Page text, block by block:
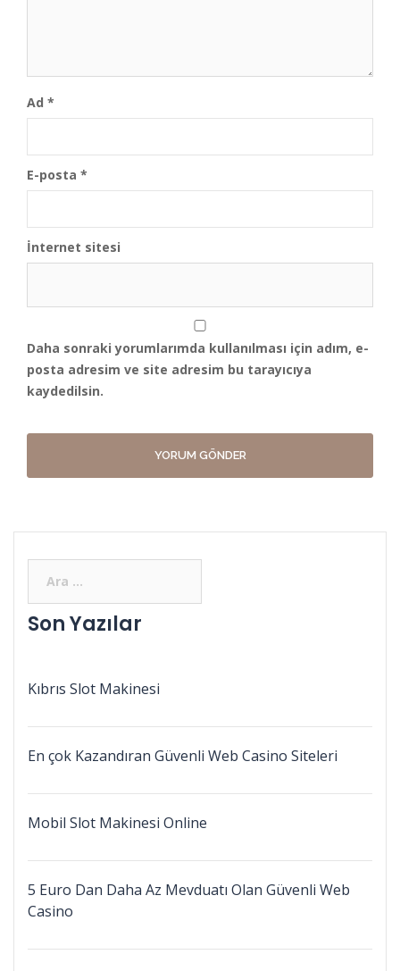
Ad *
E-posta *
İnternet sitesi
Daha sonraki yorumlarımda kullanılması için adım, e-
posta adresim ve site adresim bu tarayıcıya
kaydedilsin.
Son Yazılar
Kıbrıs Slot Makinesi
En çok Kazandıran Güvenli Web Casino Siteleri
Mobil Slot Makinesi Online
5 Euro Dan Daha Az Mevduatı Olan Güvenli Web
Casino